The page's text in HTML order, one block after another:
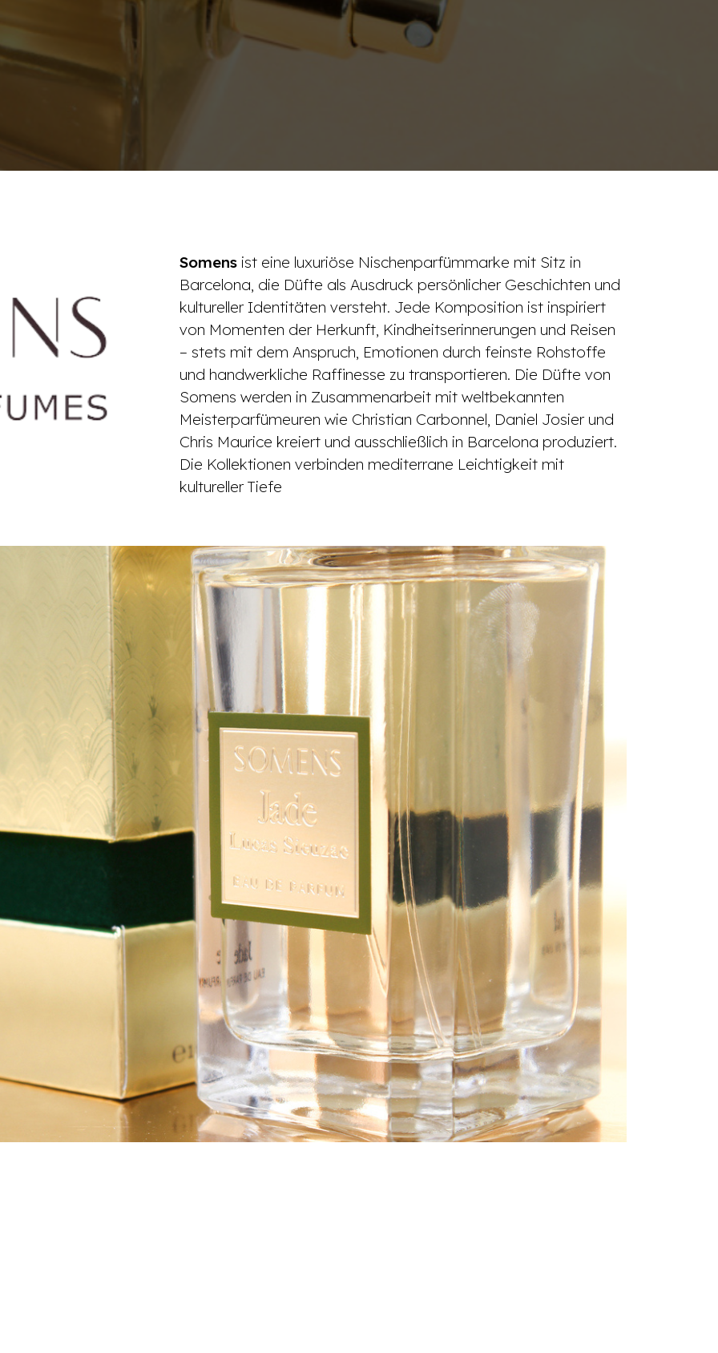
Somens ist eine luxuriöse Nischenparfümmarke mit Sitz in
Barcelona, die Düfte als Ausdruck persönlicher Geschichten und
kultureller Identitäten versteht. Jede Komposition ist inspiriert
von Momenten der Herkunft, Kindheitserinnerungen und Reisen
– stets mit dem Anspruch, Emotionen durch feinste Rohstoffe
und handwerkliche Raffinesse zu transportieren. Die Düfte von
Somens werden in Zusammenarbeit mit weltbekannten
Meisterparfümeuren wie Christian Carbonnel, Daniel Josier und
Chris Maurice kreiert und ausschließlich in Barcelona produziert.
Die Kollektionen verbinden mediterrane Leichtigkeit mit
kultureller Tiefe